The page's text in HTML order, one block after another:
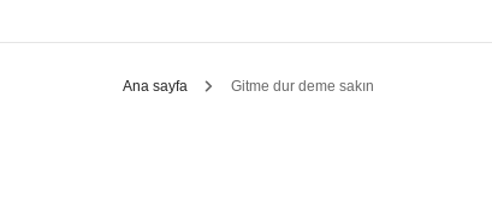
Ana sayfa Gitme dur deme sakın